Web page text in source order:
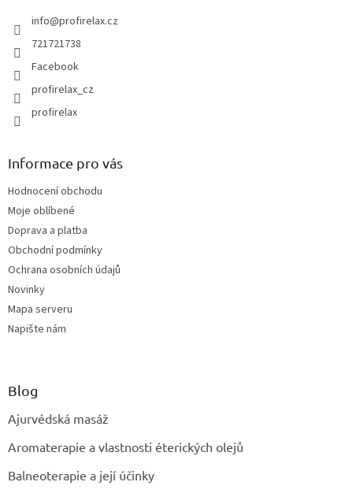
info@profirelax.cz
721721738
Facebook
profirelax_cz
profirelax
Informace pro vás
Hodnocení obchodu
Moje oblíbené
Doprava a platba
Obchodní podmínky
Ochrana osobních údajů
Novinky
Mapa serveru
Napište nám
Blog
Ajurvédská masáž
Aromaterapie a vlastnosti éterických olejů
Balneoterapie a její účinky